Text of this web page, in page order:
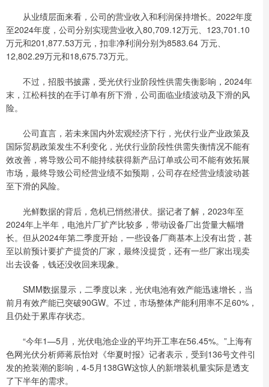
从业绩层面来看，公司的营业收入和利润保持增长。2022年度
至2024年度，公司分别实现营业收入80,709.12万元、123,701.10
万元和201,877.53万元，扣非净利润分别为8583.64 万元、
12,802.29万元和18,675.73万元。
不过，招股书披露，受光伏行业阶段性供需失衡影响，2024年
末，江松科技的在手订单有所下滑，公司面临业绩波动及下滑的风
险。
公司直言，若未来国内外宏观经济下行，光伏行业产业政策及
国际贸易政策发生不利变化，光伏行业阶段性供需失衡情况不能有
效改善，将导致公司不能持续获得新产品订单或公司不能有效拓展
市场，最终导致公司经营业绩不如预期，公司存在经营业绩波动甚
至下滑的风险。
光鲜数据的背后，危机已悄然潜伏。据记者了解，2023年至
2024年上半年，电池片厂扩产比较多，带动设备厂出货量大幅增
长。但从2024年第二季度开始，一些设备厂商基本上没有出货，甚
至以前预计要扩产提货的厂家，最终没提货，还有一些厂家出现卖
出去设备，钱还没收回来现象。
SMM数据显示，二季度以来，光伏电池有效产能迅速增长，当
前月有效产能已突破90GW。不过，市场整体产能利用率不足60%，
且仍处于累库存状态。
“今年1—5月，光伏电池企业的平均开工率在56.45%。”上海有
色网光伏分析师蒋辰怡对《华夏时报》记者表示，受到136号文件引
发的抢装潮的影响，4-5月138GW这惊人的新增装机量实际是透支
了下半年的需求。